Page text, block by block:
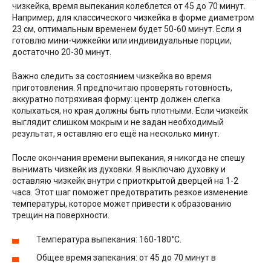
чизкейка, время выпекания колеблется от 45 до 70 минут.
Например, для классического чизкейка в форме диаметром
23 см, оптимальным временем будет 50-60 минут. Если я
готовлю мини-чижкейки или индивидуальные порции,
достаточно 20-30 минут.
Важно следить за состоянием чизкейка во время
приготовления. Я предпочитаю проверять готовность,
аккуратно потряхивая форму: центр должен слегка
колыхаться, но края должны быть плотными. Если чизкейк
выглядит слишком мокрым и не задан необходимый
результат, я оставляю его ещё на несколько минут.
После окончания времени выпекания, я никогда не спешу
вынимать чизкейк из духовки. Я выключаю духовку и
оставляю чизкейк внутри с приоткрытой дверцей на 1-2
часа. Этот шаг поможет предотвратить резкое изменение
температуры, которое может привести к образованию
трещин на поверхности.
Температура выпекания: 160-180°С.
Общее время запекания: от 45 до 70 минут в